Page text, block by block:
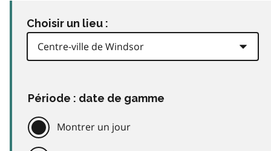
Choisir un lieu :
Période : date de gamme
Montrer un jour